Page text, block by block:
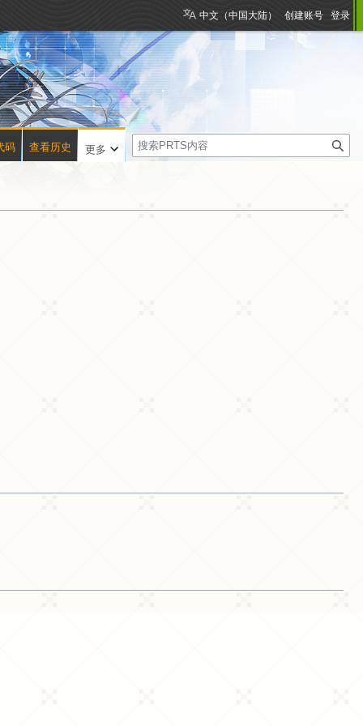
中文（中国大陆） 创建账号 登录
码 查看历史 更多
搜
索